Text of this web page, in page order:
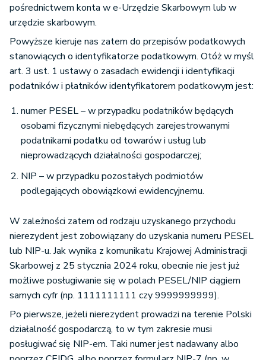
pośrednictwem konta w e-Urzędzie Skarbowym lub w
urzędzie skarbowym.
Powyższe kieruje nas zatem do przepisów podatkowych
stanowiących o identyfikatorze podatkowym. Otóż w myśl
art. 3 ust. 1 ustawy o zasadach ewidencji i identyfikacji
podatników i płatników identyfikatorem podatkowym jest:
numer PESEL – w przypadku podatników będących
osobami fizycznymi niebędących zarejestrowanymi
podatnikami podatku od towarów i usług lub
nieprowadzących działalności gospodarczej;
NIP – w przypadku pozostałych podmiotów
podlegających obowiązkowi ewidencyjnemu.
W zależności zatem od rodzaju uzyskanego przychodu
nierezydent jest zobowiązany do uzyskania numeru PESEL
lub NIP-u. Jak wynika z komunikatu Krajowej Administracji
Skarbowej z 25 stycznia 2024 roku, obecnie nie jest już
możliwe posługiwanie się w polach PESEL/NIP ciągiem
samych cyfr (np. 1111111111 czy 9999999999).
Po pierwsze, jeżeli nierezydent prowadzi na terenie Polski
działalność gospodarczą, to w tym zakresie musi
posługiwać się NIP-em. Taki numer jest nadawany albo